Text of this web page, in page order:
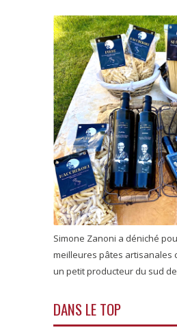
Simone Zanoni a déniché
meilleures pâtes artisanales
un petit producteur du sud de
DANS LE TOP